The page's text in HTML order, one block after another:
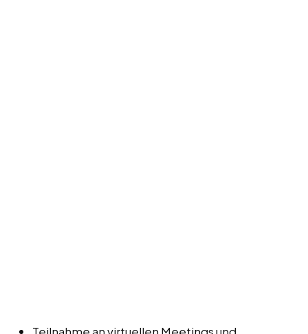
Teilnahme an virtuellen Meetings und